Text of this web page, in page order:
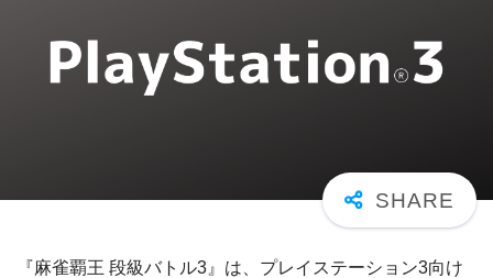
『麻雀覇王 段級バトル3』は、プレイステーション3向け